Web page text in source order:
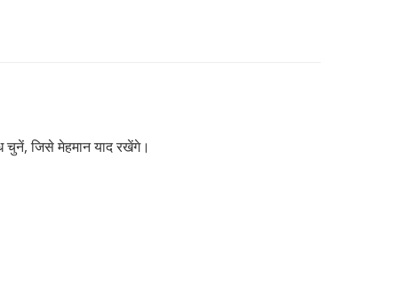
जिसे मेहमान याद रखेंगे।